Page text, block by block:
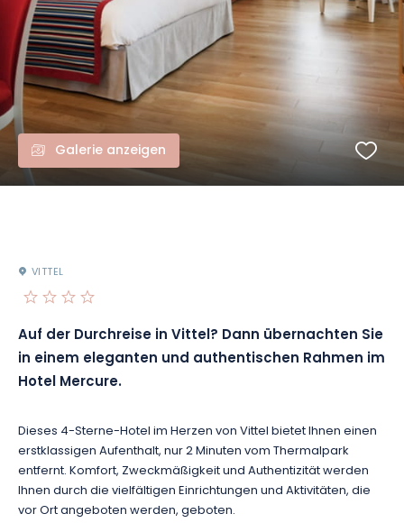
Galerie anzeigen
VITTEL
Auf der Durchreise in Vittel? Dann übernachten Sie
in einem eleganten und authentischen Rahmen im
Hotel Mercure.
Dieses 4-Sterne-Hotel im Herzen von Vittel bietet Ihnen einen
erstklassigen Aufenthalt, nur 2Minutenvom Thermalpark
entfernt.Komfort, Zweckmäßigkeit und Authentizität werden
Ihnen durch die vielfältigen Einrichtungen und Aktivitäten, die
vor Ort angeboten werden, geboten.